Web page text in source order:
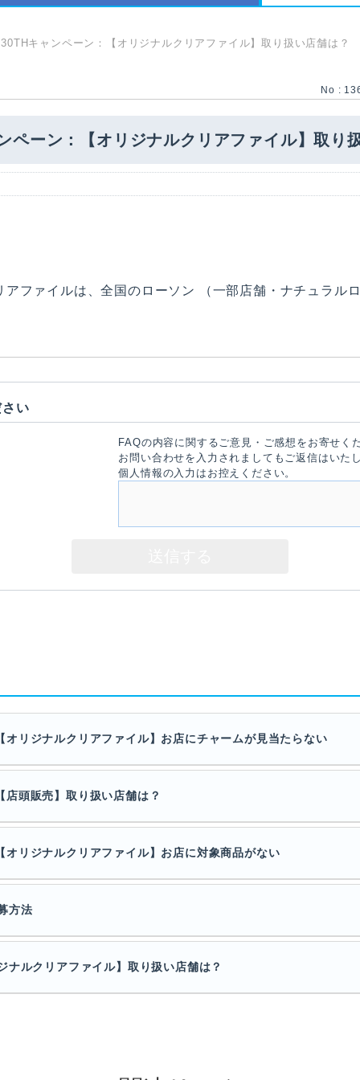
キャンペーン：【オリジナルクリアファイル】取り扱い店舗は？
No :
ペーン：【オリジナルクリアファイル】取り
ファイルは、全国のローソン （一部店舗・ナチュラル
い
FAQの内容に関するご意見・ご感想をお寄せく
お問い合わせを入力されましてもご返信はいた
個人情報の入力はお控えください。
リジナルクリアファイル】お店にチャームが見当たらない
頭販売】取り扱い店舗は？
リジナルクリアファイル】お店に対象商品がない
方法
ナルクリアファイル】取り扱い店舗は？